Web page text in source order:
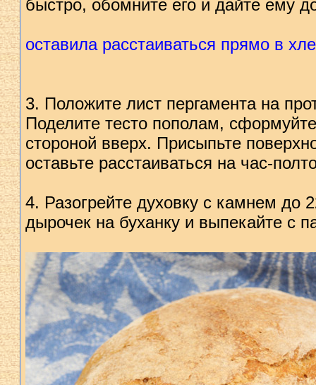
быстро, обомните его и дайте ему
оставила расстаиваться прямо в
3. Положите лист пергамента на
Поделите тесто пополам,
стороной вверх. Присыпьте
оставьте расстаиваться на час-
4. Разогрейте духовку с камнем до
дырочек на буханку и выпекайте с